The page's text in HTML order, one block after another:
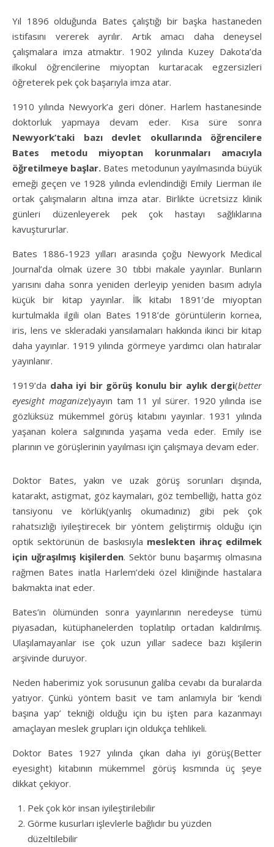
Yıl 1896 olduğunda Bates çalıştığı bir başka hastaneden
istifasını vererek ayrılır. Artık amacı daha deneysel
çalışmalara imza atmaktır. 1902 yılında Kuzey Dakota’da
ilkokul öğrencilerine miyoptan kurtaracak egzersizleri
öğreterek pek çok başarıyla imza atar.
1910 yılında Newyork’a geri döner. Harlem hastanesinde
doktorluk yapmaya devam eder. Kısa süre sonra
Newyork’taki bazı devlet okullarında öğrencilere
Bates metodu miyoptan korunmaları amacıyla
öğretilmeye başlar. Bates metodunun yayılmasında büyük
emeği geçen ve 1928 yılında evlendindiği Emily Lierman ile
ortak çalışmaların altına imza atar. Birlikte ücretsizz klinik
günleri düzenleyerek pek çok hastayı sağlıklarına
kavuştururlar.
Bates 1886-1923 yılları arasında çoğu Newyork Medical
Journal’da olmak üzere 30 tıbbi makale yayınlar. Bunların
yarısını daha sonra yeniden derleyip yeniden basım adıyla
küçük bir kitap yayınlar. İlk kitabı 1891’de miyoptan
kurtulmakla ilgili olan Bates 1918’de görüntülerin kornea,
iris, lens ve skleradaki yansılamaları hakkında ikinci bir kitap
daha yayınlar. 1919 yılında görmeye yardımcı olan hatıralar
yayınlanır.
1919’da daha iyi bir görüş konulu bir aylık dergi(better
eyesight maganize)yayın tam 11 yıl sürer. 1920 yılında ise
gözlüksüz mükemmel görüş kitabını yayınlar. 1931 yılında
yaşanan kolera salgınında yaşama veda eder. Emily ise
plarının ve görüşlerinin yayılması için çalışmaya devam eder.
Doktor Bates, yakın ve uzak görüş sorunları dışında,
katarakt, astigmat, göz kaymaları, göz tembelliği, hatta göz
tansiyonu ve körlük(yanlış okumadınız) gibi pek çok
rahatsızlığı iyileştirecek bir yöntem geliştirmiş olduğu için
optik sektörünün de baskısıyla meslekten ihraç edilmek
için uğraşılmış kişilerden. Sektör bunu başarmış olmasına
rağmen Bates inatla Harlem’deki özel kliniğinde hastalara
bakmakta inat eder.
Bates’in ölümünden sonra yayınlarının neredeyse tümü
piyasadan, kütüphanelerden toplatılıp ortadan kaldırılmış.
Ulaşılamayanlar ise çok uzun yıllar sadece bazı kişilerin
arşivinde duruyor.
Neden haberimiz yok sorusunun galiba cevabı da buralarda
yatıyor. Çünkü yöntem basit ve tam anlamıyla bir ‘kendi
başına yap’ tekniği olduğu için bu işten para kazanmayı
amaçlayan meslek grupları için oldukça tehlikeli.
Doktor Bates 1927 yılında çıkan daha iyi görüş(Better
eyesight) kitabının mükemmel görüş kısmında üç şeye
dikkat çekiyor.
Pek çok kör insan iyileştirilebilir
Görme kusurları işlevlerle bağlıdır bu yüzden
düzeltilebilir